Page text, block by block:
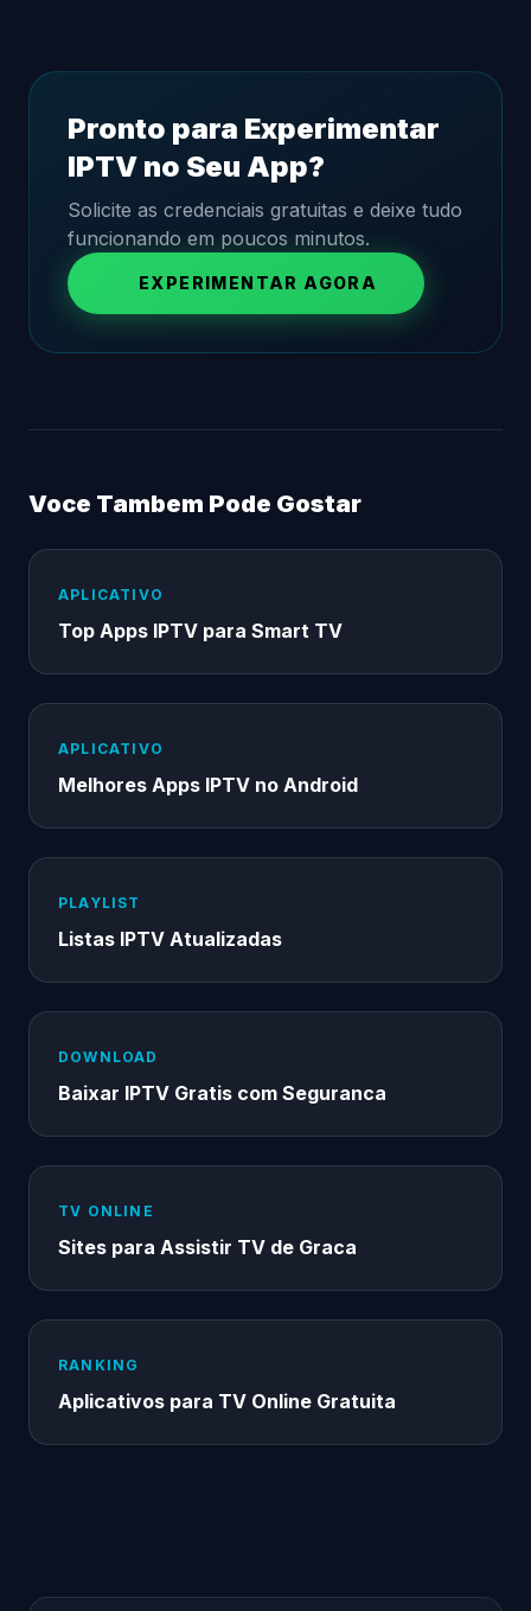
Pronto para Experimentar
IPTV no Seu App?
Solicite as credenciais gratuitas e deixe tudo
funcionando em poucos minutos.
EXPERIMENTAR AGORA
Voce Tambem Pode Gostar
APLICATIVO
Top Apps IPTV para Smart TV
APLICATIVO
Melhores Apps IPTV no Android
PLAYLIST
Listas IPTV Atualizadas
DOWNLOAD
Baixar IPTV Gratis com Seguranca
TV ONLINE
Sites para Assistir TV de Graca
RANKING
Aplicativos para TV Online Gratuita